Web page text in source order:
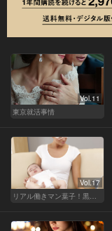
Vol.11
東京就活事情
Vol.17
リアル働きマン葉子！黒革の編集手帳 written by 内埜さくら